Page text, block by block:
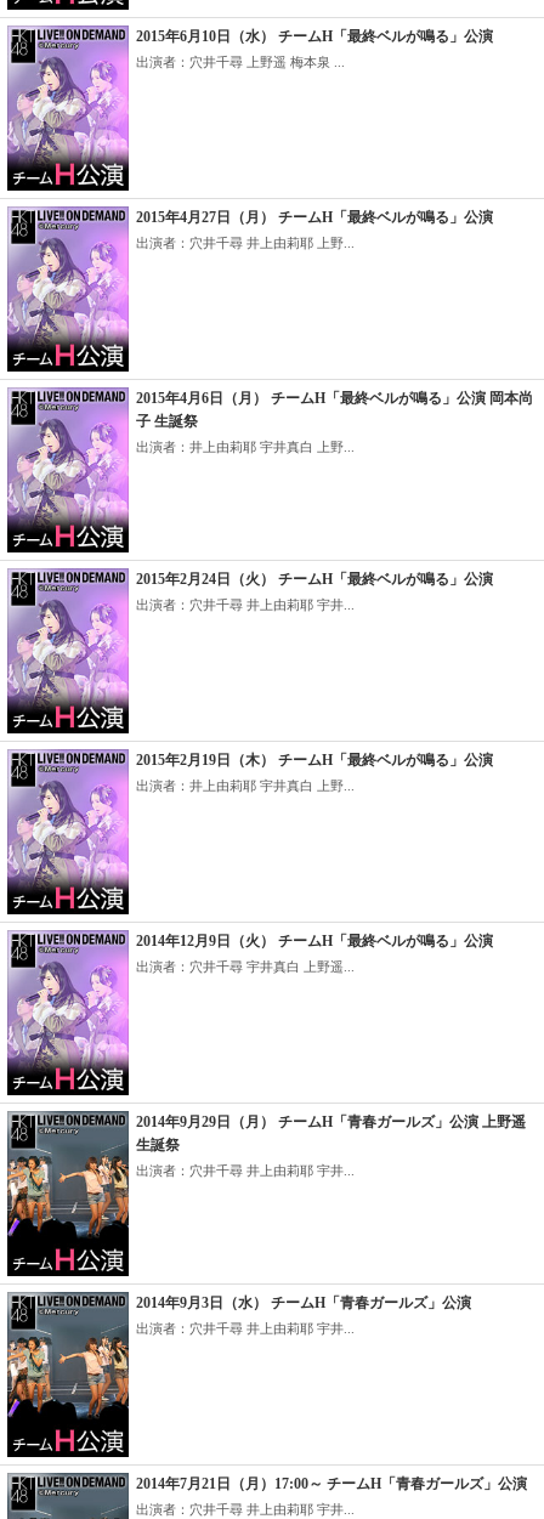
2015年6月10日（水） チームH「最終ベルが鳴る」公演
出演者：穴井千尋 上野遥 梅本泉 ...
2015年4月27日（月） チームH「最終ベルが鳴る」公演
出演者：穴井千尋 井上由莉耶 上野...
2015年4月6日（月） チームH「最終ベルが鳴る」公演 岡本尚
子 生誕祭
出演者：井上由莉耶 宇井真白 上野...
2015年2月24日（火） チームH「最終ベルが鳴る」公演
出演者：穴井千尋 井上由莉耶 宇井...
2015年2月19日（木） チームH「最終ベルが鳴る」公演
出演者：井上由莉耶 宇井真白 上野...
2014年12月9日（火） チームH「最終ベルが鳴る」公演
出演者：穴井千尋 宇井真白 上野遥...
2014年9月29日（月） チームH「青春ガールズ」公演 上野遥
生誕祭
出演者：穴井千尋 井上由莉耶 宇井...
2014年9月3日（水） チームH「青春ガールズ」公演
出演者：穴井千尋 井上由莉耶 宇井...
2014年7月21日（月）17:00～ チームH「青春ガールズ」公演
出演者：穴井千尋 井上由莉耶 宇井...